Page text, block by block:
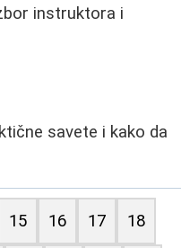
instruktora i
savete i kako da
15 16 17 18